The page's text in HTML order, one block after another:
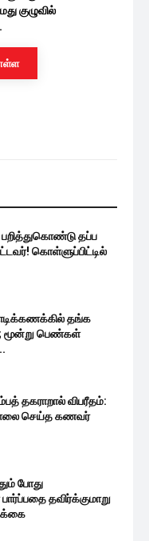
குழுவில்
தப்ப
கொள்ளுப்பிட்டில்
தங்க
பெண்கள்
தகராறால் விபரீதம்:
செய்த கணவர்
போது
தவிர்க்குமாறு